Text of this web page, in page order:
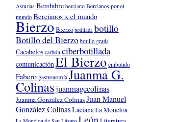
Asturias Bembibre berciano Bercianos por el
mundoBercianos x el mundo
BierzoBierzo botillada botillo
Botillo del Bierzo botillo gratis
Cacabeloscarbón ciberbotillada
comunicaciónEl Bierzo embutido
Fabero gastronomíaJuanma G.
Colinasjuanmagecolinas
Juanma González ColinasJuan Manuel
González ColinasLacianaLa Moncloa
León